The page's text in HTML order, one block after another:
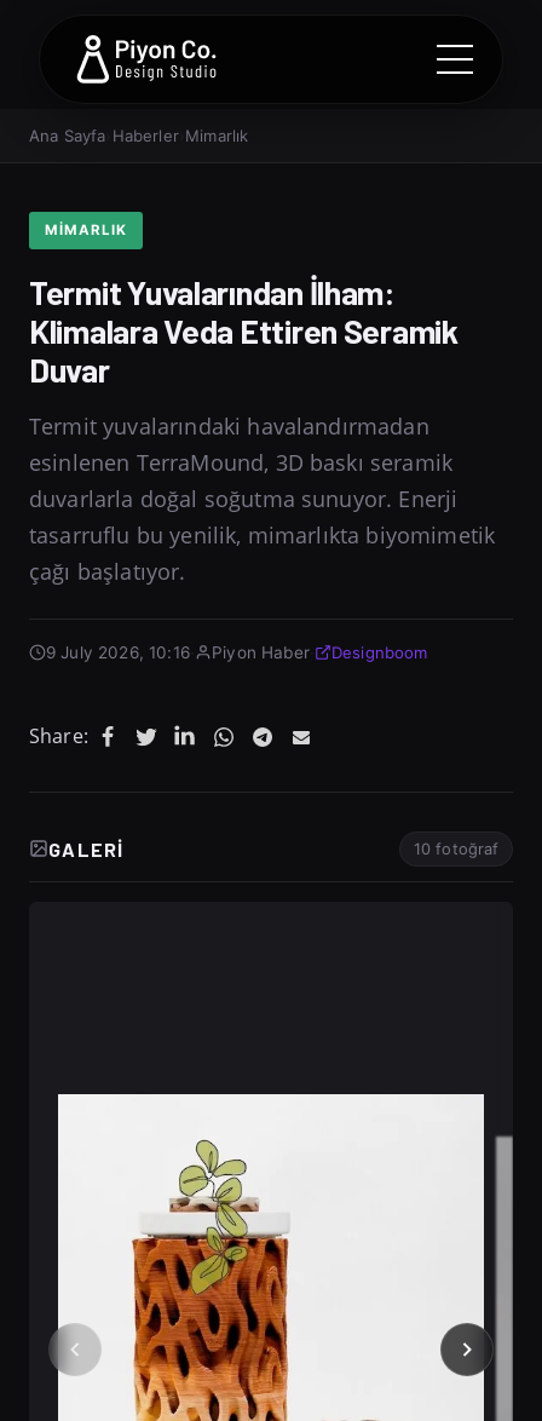
Ana Sayfa Haberler› Mimarlık
MIMARLIK
Termit Yuvalarından İlham:
Klimalara Veda Ettiren Seramik
Duvar
Termit yuvalarındaki havalandırmadan
esinlenen TerraMound, 3D baskı seramik
duvarlarla doğal soğutma sunuyor. Enerji
tasarruflu bu yenilik, mimarlıkta biyomimetik
çağı başlatıyor.
9 July 2026, 10:16· Piyon Haber· Designboom
Share:
GALERI 10 fotoğraf